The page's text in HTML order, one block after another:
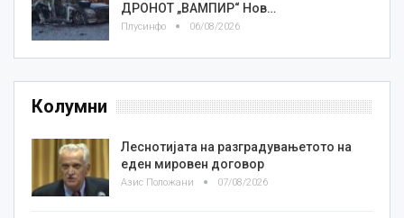
ДРОНОТ „ВАМПИР“ Нов…
Плусинфо 06/08/2026
Колумни
Леснотијата на разградувањетото на
еден мировен договор
Азис Положани 07/08/2026